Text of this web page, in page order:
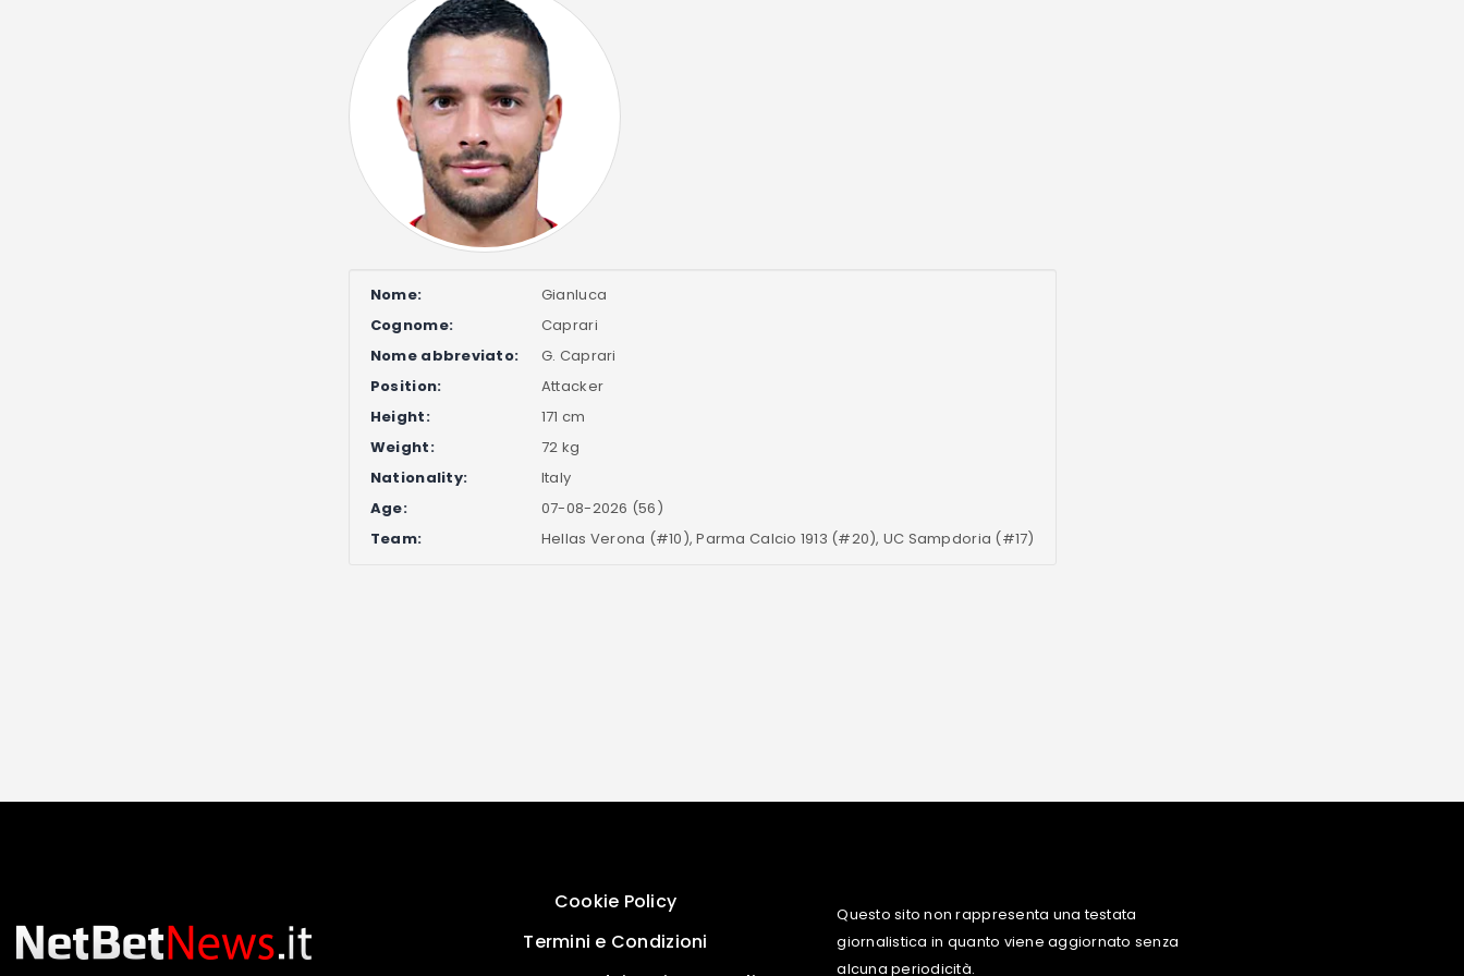
Nome:
Gianluca
Cognome:
Caprari
Nome abbreviato:
G. Caprari
Position:
Attacker
Height:
171 cm
Weight:
72 kg
Nationality:
Italy
Age:
07-08-2026 (56)
Team:
Hellas Verona (#10), Parma Calcio 1913 (#20), UC Sampdoria (#17)
Cookie Policy
Termini e Condizioni
Questo sito non rappresenta una testata
giornalistica in quanto viene aggiornato senza
alcuna periodicità.